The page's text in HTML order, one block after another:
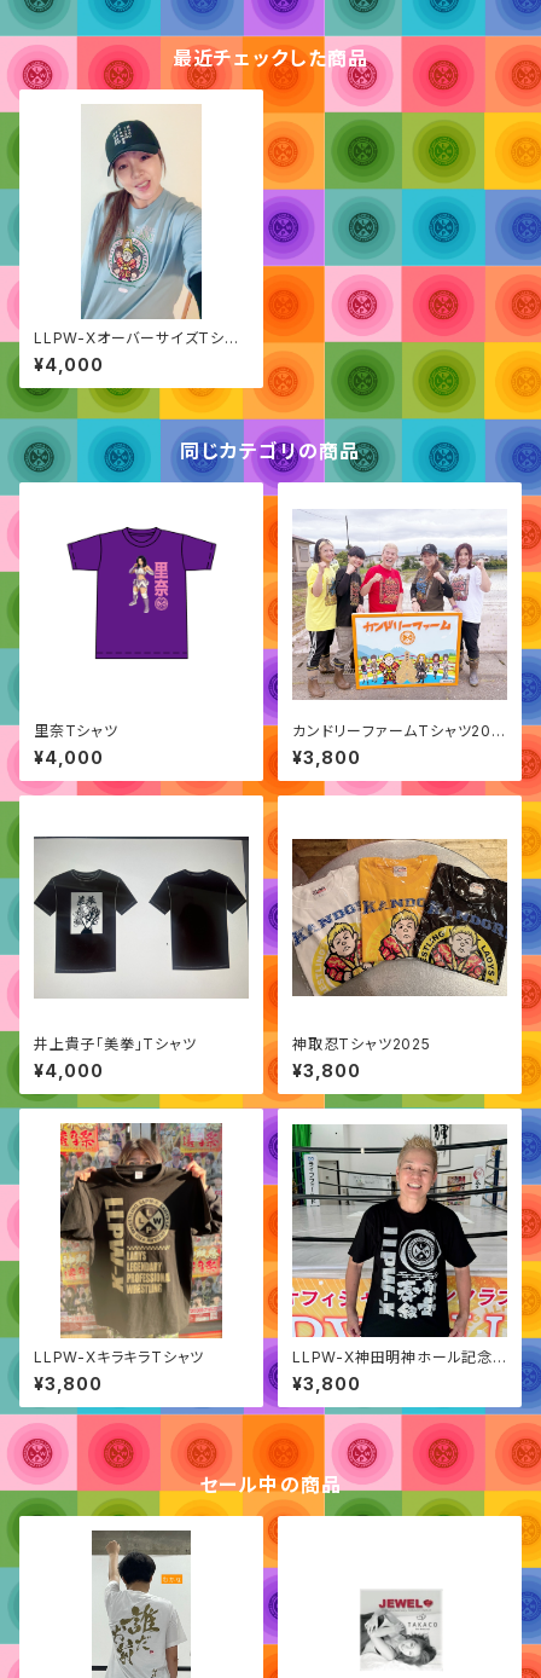
最近チェックした商品
LLPW-XオーバーサイズTシャ
ツ
¥4,000
同じカテゴリの商品
里奈Tシャツ
¥4,000
カンドリーファームTシャツ202
6
¥3,800
井上貴子「美拳」Tシャツ
¥4,000
神取忍Tシャツ2025
¥3,800
LLPW-XキラキラTシャツ
¥3,800
LLPW-X神田明神ホール記念T
シャツ
¥3,800
セール中の商品